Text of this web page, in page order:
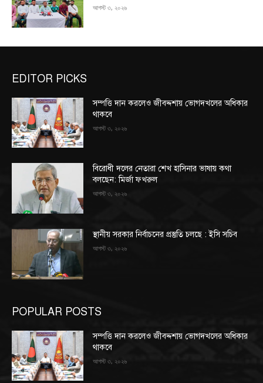
আগস্ট ৩, ২০২৬
EDITOR PICKS
সম্পত্তি দান করলেও জীবদ্দশায় ভোগদখলের অধিকার
থাকবে
আগস্ট ৩, ২০২৬
বিরোধী দলের নেতারা শেখ হাসিনার ভাষায় কথা
বলছেন: মির্জা ফখরুল
আগস্ট ৩, ২০২৬
স্থানীয় সরকার নির্বাচনের প্রস্তুতি চলছে : ইসি সচিব
আগস্ট ৩, ২০২৬
POPULAR POSTS
সম্পত্তি দান করলেও জীবদ্দশায় ভোগদখলের অধিকার
থাকবে
আগস্ট ৩, ২০২৬